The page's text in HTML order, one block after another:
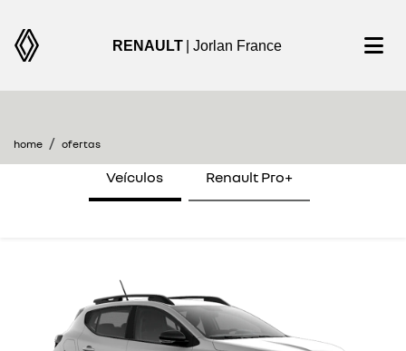
RENAULT | Jorlan France
home ofertas
Veículos Renault Pro+
encontre uma oferta